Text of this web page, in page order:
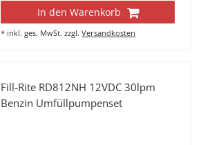
In den Warenkorb
* inkl. ges. MwSt. zzgl.Versandkosten
Fill-Rite RD812NH 12VDC 30lpm
Benzin Umfüllpumpenset